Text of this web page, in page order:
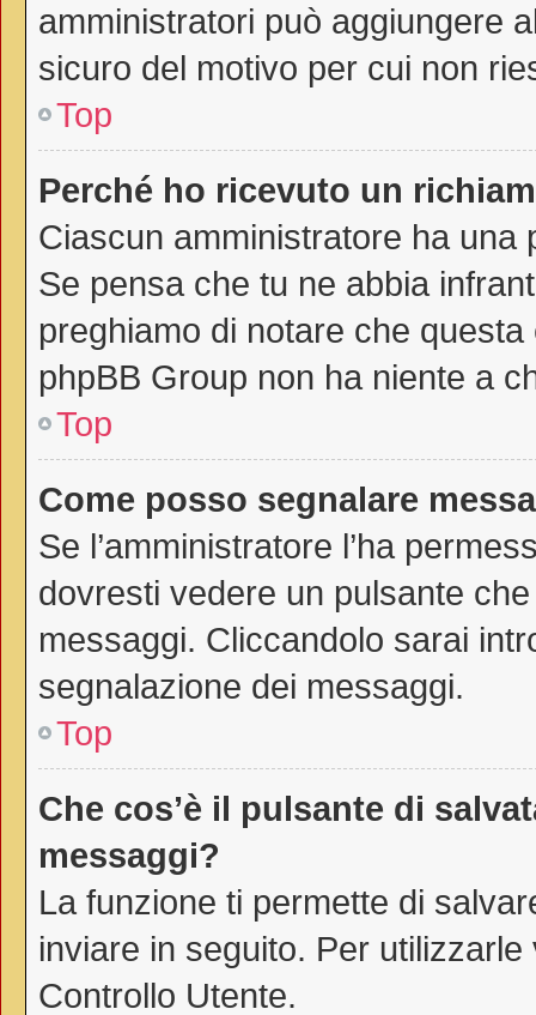
amministratori può aggiungere
sicuro del motivo per cui non
Top
Perché ho ricevuto un
Ciascun amministratore ha una
Se pensa che tu ne abbia
preghiamo di notare che
phpBB Group non ha niente a
Top
Come posso segnalare
Se l’amministratore l’ha
dovresti vedere un pulsante
messaggi. Cliccandolo sarai
segnalazione dei messaggi.
Top
Che cos’è il pulsante di
messaggi?
La funzione ti permette di
inviare in seguito. Per
Controllo Utente.